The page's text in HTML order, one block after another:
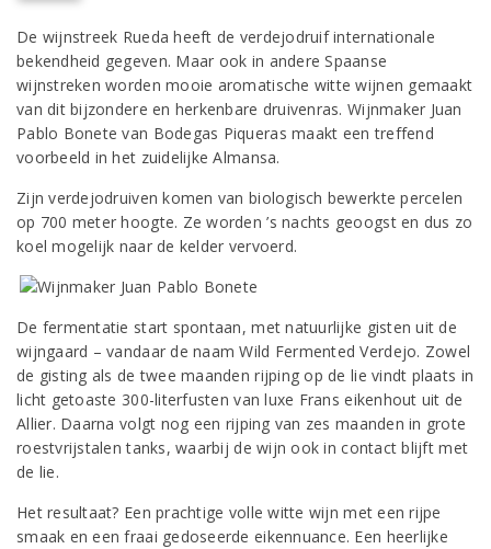
De wijnstreek Rueda heeft de verdejodruif internationale
bekendheid gegeven. Maar ook in andere Spaanse
wijnstreken worden mooie aromatische witte wijnen gemaakt
van dit bijzondere en herkenbare druivenras. Wijnmaker Juan
Pablo Bonete van Bodegas Piqueras maakt een treffend
voorbeeld in het zuidelijke Almansa.
Zijn verdejodruiven komen van biologisch bewerkte percelen
op 700 meter hoogte. Ze worden ’s nachts geoogst en dus zo
koel mogelijk naar de kelder vervoerd.
De fermentatie start spontaan, met natuurlijke gisten uit de
wijngaard – vandaar de naam Wild Fermented Verdejo. Zowel
de gisting als de twee maanden rijping op de lie vindt plaats in
licht getoaste 300-literfusten van luxe Frans eikenhout uit de
Allier. Daarna volgt nog een rijping van zes maanden in grote
roestvrijstalen tanks, waarbij de wijn ook in contact blijft met
de lie.
Het resultaat? Een prachtige volle witte wijn met een rijpe
smaak en een fraai gedoseerde eikennuance. Een heerlijke